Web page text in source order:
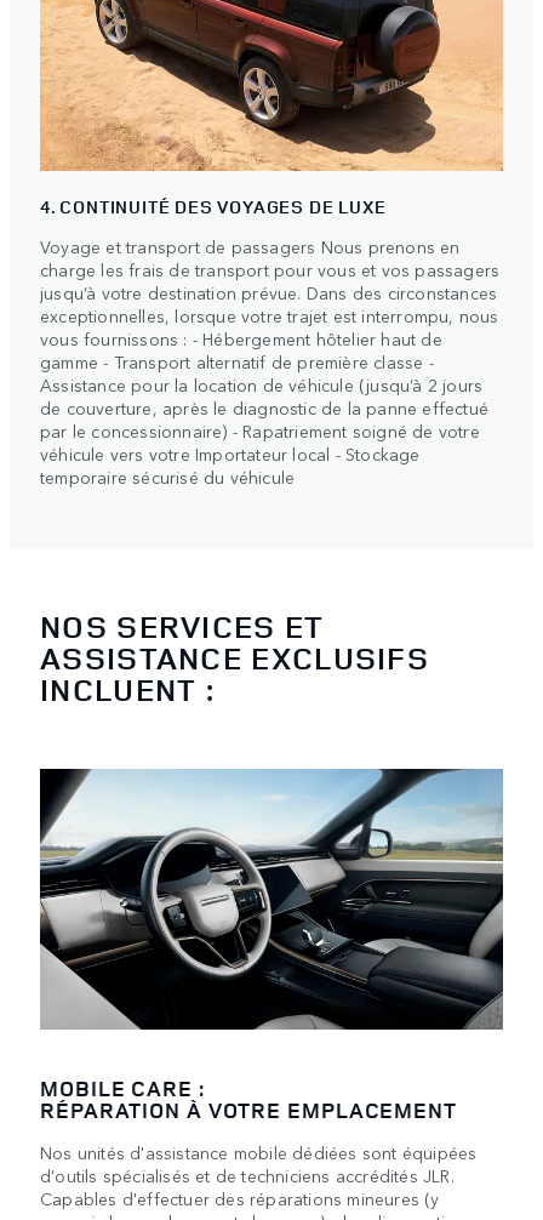
4. CONTINUITÉ DES VOYAGES DE LUXE
Voyage et transport de passagers Nous prenons en
charge les frais de transport pour vous et vos passagers
jusqu’à votre destination prévue. Dans des circonstances
exceptionnelles, lorsque votre trajet est interrompu, nous
vous fournissons : - Hébergement hôtelier haut de
gamme - Transport alternatif de première classe -
Assistance pour la location de véhicule (jusqu’à 2 jours
de couverture, après le diagnostic de la panne effectué
par le concessionnaire) - Rapatriement soigné de votre
véhicule vers votre Importateur local - Stockage
temporaire sécurisé du véhicule
NOS SERVICES ET
ASSISTANCE EXCLUSIFS
INCLUENT :
MOBILE CARE :
RÉPARATION À VOTRE EMPLACEMENT
Nos unités d'assistance mobile dédiées sont équipées
d'outils spécialisés et de techniciens accrédités JLR.
Capables d'effectuer des réparations mineures (y